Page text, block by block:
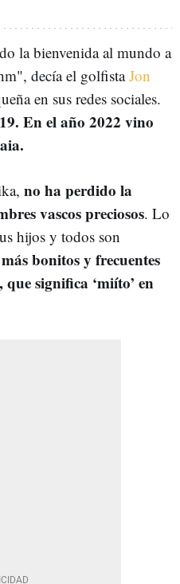
la bienvenida al mundo a
decía el golfistaJon
en sus redes sociales.
En el año 2022 vino
no ha perdido la
vascos preciosos. Lo
hijos y todos son
bonitos y frecuentes
significa ‘miíto’ en